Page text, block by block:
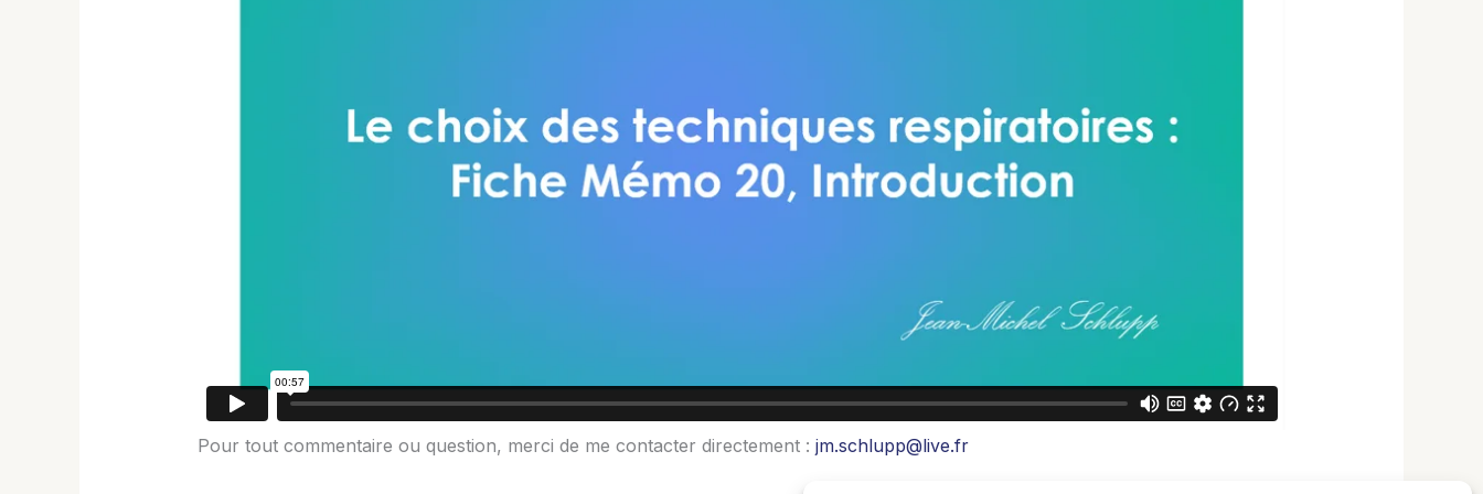
Pour tout commentaire ou question, merci de me contacter directement : jm.schlupp@live.fr